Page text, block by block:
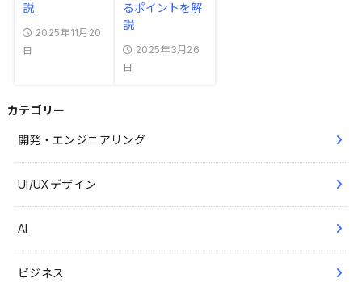
説
2025年11月20
日
るポイントを解
説
2025年3月26
日
カテゴリー
開発・エンジニアリング
UI/UXデザイン
AI
ビジネス